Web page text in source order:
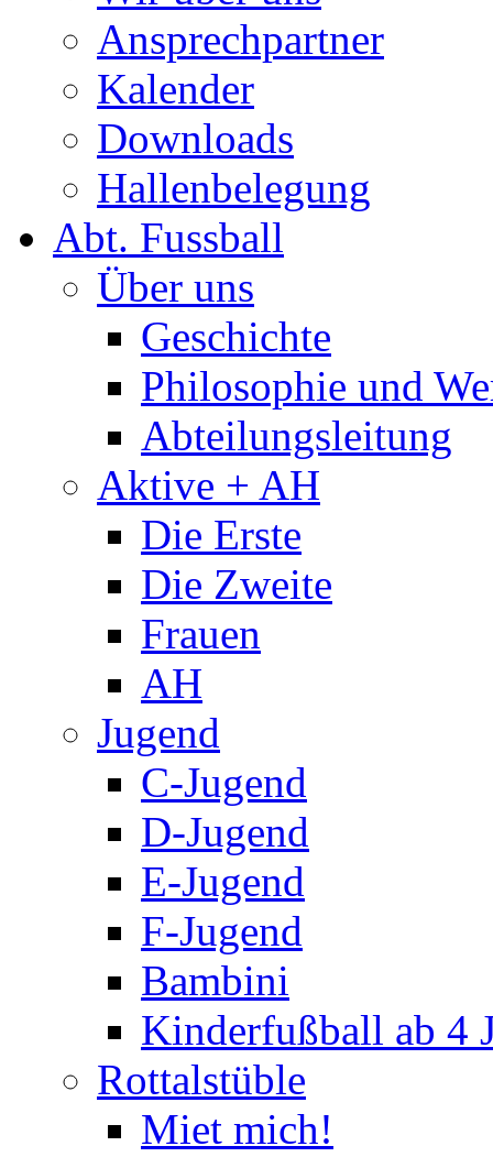
Ansprechpartner
Kalender
Downloads
Hallenbelegung
Abt. Fussball
Über uns
Geschichte
Philosophie und
Abteilungsleitung
Aktive + AH
Die Erste
Die Zweite
Frauen
AH
Jugend
C-Jugend
D-Jugend
E-Jugend
F-Jugend
Bambini
Kinderfußball ab 4
Rottalstüble
Miet mich!